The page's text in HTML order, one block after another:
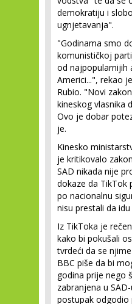
demokratiju i
ugnjetavanja".
"Godinama smo
komunističkoj
od najpopularnijih
Americi...", rekao
Rubio. "Novi
kineskog vlasnika
Ovo je dobar
je.
Kinesko
je kritikovalo
SAD nikada nije
dokaze da TikTok
po nacionalnu
nisu prestali da
Iz TikToka je
kako bi pokušali
tvrdeći da se
BBC piše da bi
godina prije nego
zabranjena u
postupak odgodio